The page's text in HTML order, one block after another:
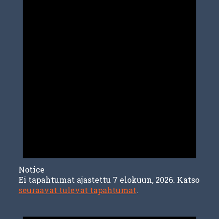
Notice
Ei tapahtumat ajastettu 7 elokuun, 2026. Katso
seuraavat tulevat tapahtumat.